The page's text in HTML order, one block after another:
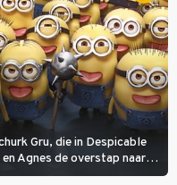
Gru, die in Despicable
Agnes de overstap naar
weet te blijven.